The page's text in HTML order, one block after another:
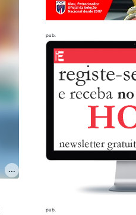
pub.
pub.